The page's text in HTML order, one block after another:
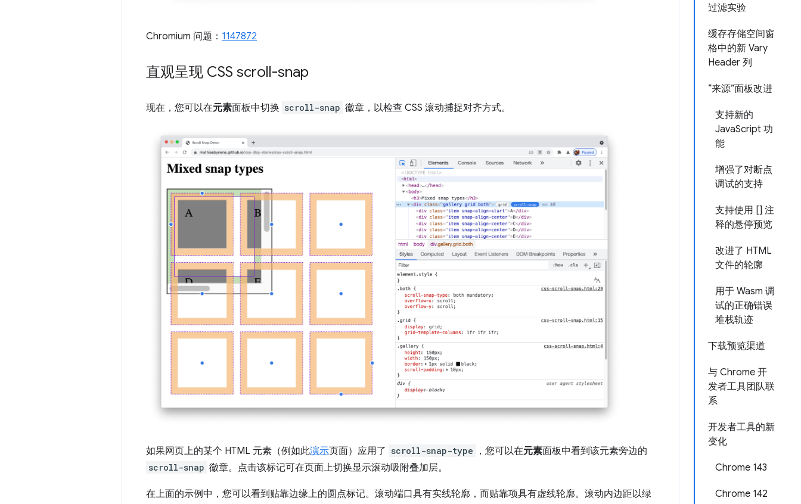
过滤实验
缓存存储空间窗
格中的新 Vary
Header 列
“来源”面板改进
支持新的
JavaScript 功
能
增强了对断点
调试的支持
支持使用 [] 注
释的悬停预览
改进了 HTML
文件的轮廓
用于 Wasm 调
试的正确错误
堆栈轨迹
下载预览渠道
与 Chrome 开
发者工具团队联
系
开发者工具的新
变化
Chrome 143
Chrome 142
Chromium 问题： 1147872
直观呈现 CSS scroll-snap
现在，您可以在元素面板中切换 scroll-snap 徽章，以检查 CSS 滚动捕捉对齐方式。
如果网页上的某个 HTML 元素（例如此演示页面）应用了 scroll-snap-type ，您可以在元素面板中看到该元素旁边的
scroll-snap 徽章。点击该标记可在页面上切换显示滚动吸附叠加层。
在上面的示例中，您可以看到贴靠边缘上的圆点标记。滚动端口具有实线轮廓，而贴靠项具有虚线轮廓。滚动内边距以绿